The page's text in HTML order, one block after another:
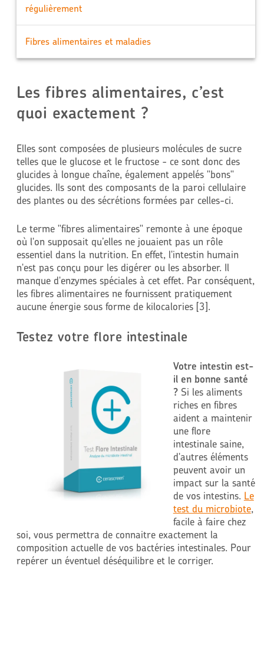
régulièrement
Fibres alimentaires et maladies
Les fibres alimentaires, c’est
quoi exactement ?
Elles sont composées de plusieurs molécules de sucre
telles que le glucose et le fructose - ce sont donc des
glucides à longue chaîne, également appelés "bons"
glucides. Ils sont des composants de la paroi cellulaire
des plantes ou des sécrétions formées par celles-ci.
Le terme "fibres alimentaires" remonte à une époque
où l'on supposait qu’elles ne jouaient pas un rôle
essentiel dans la nutrition. En effet, l'intestin humain
n'est pas conçu pour les digérer ou les absorber. Il
manque d'enzymes spéciales à cet effet. Par conséquent,
les fibres alimentaires ne fournissent pratiquement
aucune énergie sous forme de kilocalories [3].
Testez votre flore intestinale
Votre intestin est-
il en bonne santé
?Si les aliments
riches en fibres
aident a maintenir
une flore
intestinale saine,
d'autres éléments
peuvent avoir un
impact sur la santé
de vos intestins. Le
test du microbiote,
facile à faire chez
soi, vous permettra de connaitre exactement la
composition actuelle de vos bactéries intestinales. Pour
repérer un éventuel déséquilibre et le corriger.